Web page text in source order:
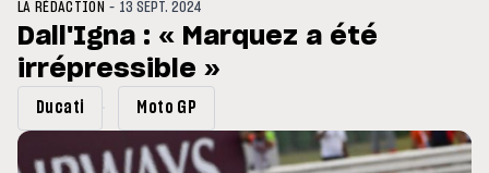
du GP de Grande-
LA RÉDACTION - 13 SEPT. 2024
Dall'Igna : « Marquez a été
irrépressible »
Ducati Moto GP